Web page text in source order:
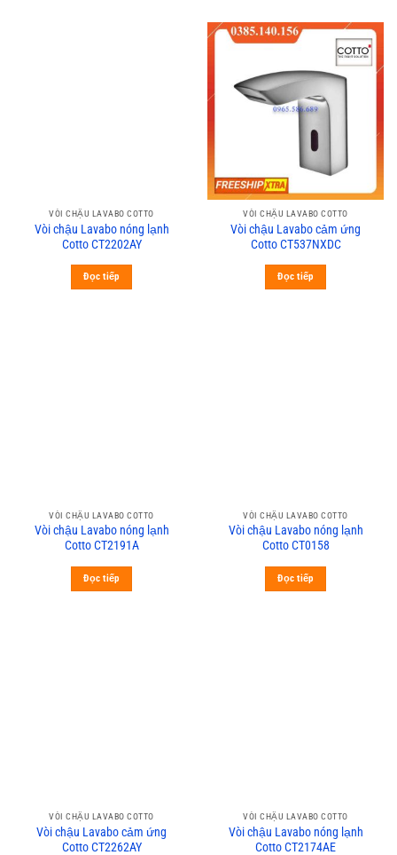
VÒI CHẬU LAVABO COTTO
Vòi chậu Lavabo nóng lạnh
Cotto CT2202AY
Đọc tiếp
VÒI CHẬU LAVABO COTTO
Vòi chậu Lavabo cảm ứng
Cotto CT537NXDC
Đọc tiếp
VÒI CHẬU LAVABO COTTO
Vòi chậu Lavabo nóng lạnh
Cotto CT2191A
Đọc tiếp
VÒI CHẬU LAVABO COTTO
Vòi chậu Lavabo nóng lạnh
Cotto CT0158
Đọc tiếp
VÒI CHẬU LAVABO COTTO
Vòi chậu Lavabo cảm ứng
Cotto CT2262AY
VÒI CHẬU LAVABO COTTO
Vòi chậu Lavabo nóng lạnh
Cotto CT2174AE